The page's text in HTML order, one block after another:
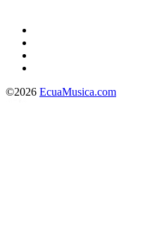
©2026 EcuaMusica.com